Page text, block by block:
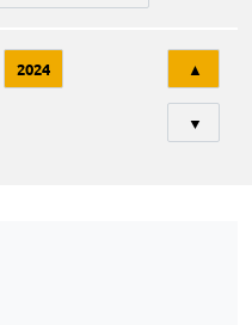
2024 ▲
▼